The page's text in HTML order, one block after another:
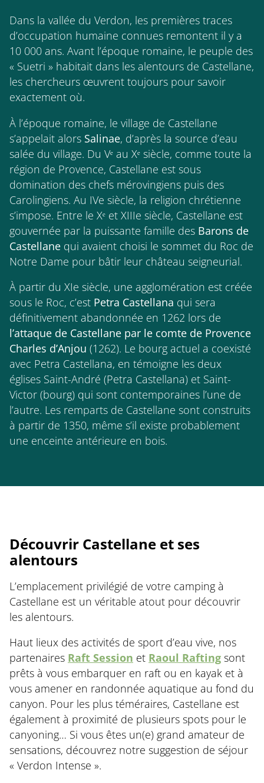
Dans la vallée du Verdon, les premières traces
d’occupation humaine connues remontent il y a
10 000 ans. Avant l’époque romaine, le peuple des
« Suetri » habitait dans les alentours de Castellane,
les chercheurs œuvrent toujours pour savoir
exactement où.
À l’époque romaine, le village de Castellane
s’appelait alors Salinae, d’après la source d’eau
salée du village. Du Vᵉ au Xᵉ siècle, comme toute la
région de Provence, Castellane est sous
domination des chefs mérovingiens puis des
Carolingiens. Au IVe siècle, la religion chrétienne
s’impose. Entre le Xᵉ et XIIIe siècle, Castellane est
gouvernée par la puissante famille des Barons de
Castellane qui avaient choisi le sommet du Roc de
Notre Dame pour bâtir leur château seigneurial.
À partir du XIe siècle, une agglomération est créée
sous le Roc, c’est Petra Castellana qui sera
définitivement abandonnée en 1262 lors de
l’attaque de Castellane par le comte de Provence
Charles d’Anjou (1262). Le bourg actuel a coexisté
avec Petra Castellana, en témoigne les deux
églises Saint-André (Petra Castellana) et Saint-
Victor (bourg) qui sont contemporaines l’une de
l’autre. Les remparts de Castellane sont construits
à partir de 1350, même s’il existe probablement
une enceinte antérieure en bois.
Découvrir Castellane et ses
alentours
L’emplacement privilégié de votre camping à
Castellane est un véritable atout pour découvrir
les alentours.
Haut lieux des activités de sport d’eau vive, nos
partenaires Raft Session et Raoul Rafting sont
prêts à vous embarquer en raft ou en kayak et à
vous amener en randonnée aquatique au fond du
canyon. Pour les plus téméraires, Castellane est
également à proximité de plusieurs spots pour le
canyoning… Si vous êtes un(e) grand amateur de
sensations, découvrez notre suggestion de séjour
« Verdon Intense ».